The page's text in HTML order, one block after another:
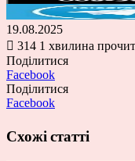
19.08.2025
314 1 хвилина
Поділитися
Facebook
Поділитися
Facebook
Схожі статті